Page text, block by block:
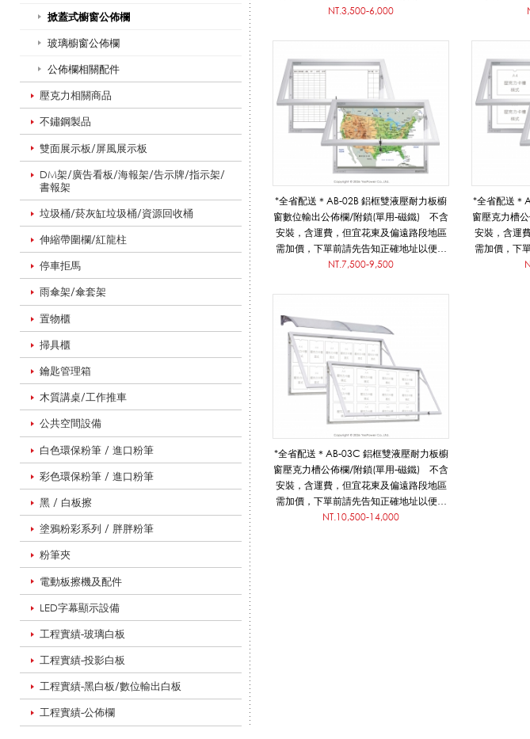
掀蓋式櫥窗公佈欄
玻璃櫥窗公佈欄
公佈欄相關配件
壓克力相關商品
不鏽鋼製品
雙面展示板/屏風展示板
DM架/廣告看板/海報架/告示牌/指示架/
書報架
垃圾桶/菸灰缸垃圾桶/資源回收桶
伸縮帶圍欄/紅龍柱
停車拒馬
雨傘架/傘套架
置物櫃
掃具櫃
鑰匙管理箱
木質講桌/工作推車
公共空間設備
白色環保粉筆 / 進口粉筆
彩色環保粉筆 / 進口粉筆
黑 / 白板擦
塗鴉粉彩系列 / 胖胖粉筆
粉筆夾
電動板擦機及配件
LED字幕顯示設備
工程實績-玻璃白板
工程實績-投影白板
工程實績-黑白板/數位輸出白板
工程實績-公佈欄
窗
公
佈
欄
_
公
佈
欄
數量多另有優惠
NT.3,500-6,000
是否需
檔，若
偏遠地區
計、施工、
*全省配送＊AB-02B 鋁框雙液壓耐力板櫥
窗數位輸出公佈欄/附鎖(單用-磁鐵) 不含
安裝，含運費，但宜花東及偏遠路段地區
需加價，下單前請先告知正確地址以便確
認是否需補貼運費/數量多另有優惠
檔，若需重新製稿酌收稿費。
計、施工、安裝。價格透明，品質保證，
歡迎詢問。
NT.7,500-9,500
*全省配送＊
窗壓克力槽
安裝，含運
需加價，下
認是否
*全省配送＊AB-03C 鋁框雙液壓耐力板櫥
窗壓克力槽公佈欄/附鎖(單用-磁鐵) 不含
安裝，含運費，但宜花東及偏遠路段地區
需加價，下單前請先告知正確地址以便確
認是否需補貼運費/數量多另有優惠
NT.10,500-14,000